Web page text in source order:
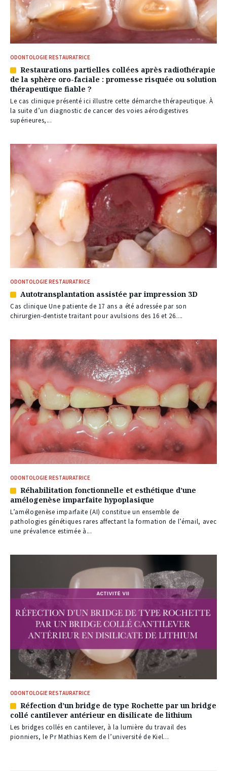
ODONTOLOGIE RESTAURATRICE
Article
réservé
à
nos
abonnés
Restaurations partielles collées après radiothérapie
de la sphère oro-faciale : promesse risquée ou solution
thérapeutique fiable ?
Le cas clinique présenté ici illustre cette démarche thérapeutique. À
la suite d’un diagnostic de cancer des voies aérodigestives
supérieures,...
ODONTOLOGIE RESTAURATRICE
Article
réservé
à
Autotransplantation assistée par impression 3D
Cas clinique Une patiente de 17 ans a été adressée par son
chirurgien-dentiste traitant pour avulsions des 16 et 26....
ODONTOLOGIE RESTAURATRICE
Article
réservé
à
nos
abonnés
Réhabilitation fonctionnelle et esthétique d’une
amélogenèse imparfaite hypoplasique
L’amélogenèse imparfaite (AI) constitue un ensemble de
pathologies génétiques rares affectant la formation de l’émail, avec
une prévalence estimée à...
ODONTOLOGIE RESTAURATRICE
Article
réservé
à
nos
Réfection d’un bridge de type Rochette par un bridge
collé cantilever antérieur en disilicate de lithium
Les bridges collés en cantilever, à la lumière du travail des
pionniers, le Pr Mathias Kern de l’université de Kiel...